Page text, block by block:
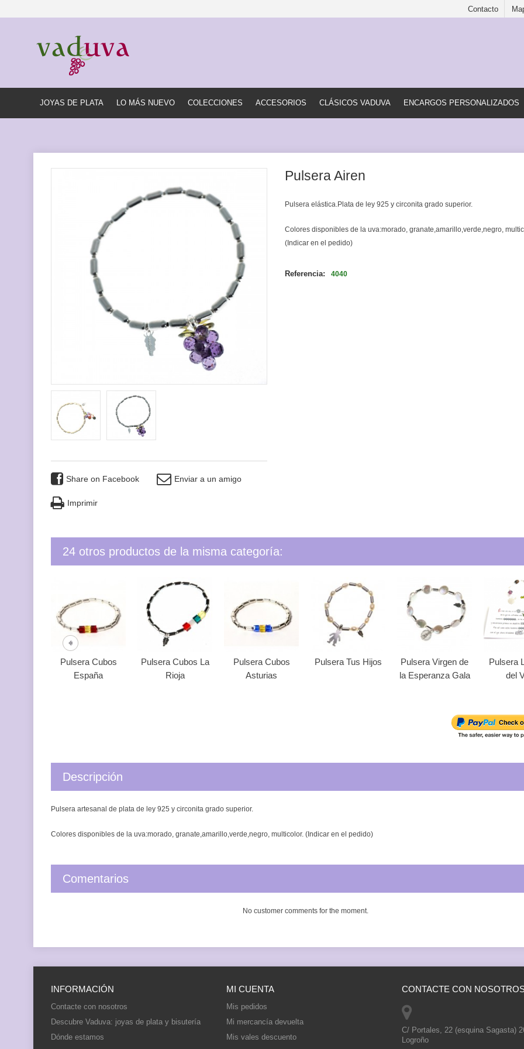
Contacto
JOYAS DE PLATA LO MÁS NUEVO COLECCIONES ACCESORIOS CLÁSICOS VADUVA ENCARGOS PERSONALIZADOS
Share on Facebook Enviar a un amigo
Imprimir
Pulsera Airen
Pulsera elástica.Plata de ley 925 y circonita grado superior.
Colores disponibles de la uva:morado, granate,amarillo,verde,negro,
(Indicar en el pedido)
Referencia: 4040
24 otros productos de la misma categoría:
Pulsera Cubos
España
Pulsera Cubos La
Rioja
Pulsera Cubos
Asturias
Pulsera Tus Hijos
Pulsera Virgen de
la Esperanza Gala
Pulsera
del
Descripción
Pulsera artesanal de plata de ley 925 y circonita grado superior.
Colores disponibles de la uva:morado, granate,amarillo,verde,negro, multicolor. (Indicar en el pedido)
Comentarios
No customer comments for the moment.
INFORMACIÓN
Contacte con nosotros
Descubre Vaduva: joyas de plata y bisutería
Dónde estamos
MI CUENTA
Mis pedidos
Mi mercancía devuelta
Mis vales descuento
CONTACTE CON
C/ Portales, 22 (esquina Sagasta)
Logroño